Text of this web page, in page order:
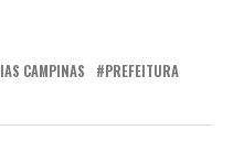
CAMPINAS
PREFEITURA